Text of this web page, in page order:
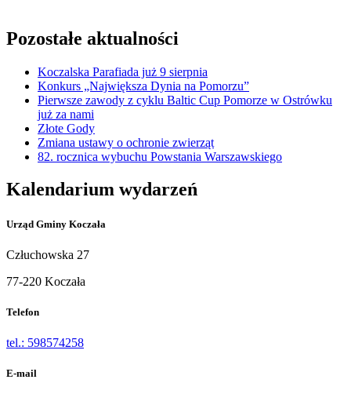
Pozostałe aktualności
Koczalska Parafiada już 9 sierpnia
Konkurs „Największa Dynia na Pomorzu”
Pierwsze zawody z cyklu Baltic Cup Pomorze w Ostrówku
już za nami
Złote Gody
Zmiana ustawy o ochronie zwierząt
82. rocznica wybuchu Powstania Warszawskiego
Kalendarium wydarzeń
Urząd Gminy Koczała
Człuchowska 27
77-220 Koczała
Telefon
tel.: 598574258
E-mail